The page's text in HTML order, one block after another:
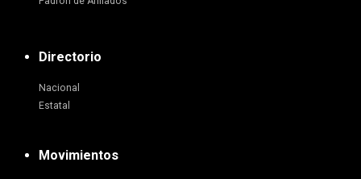
Directorio
Nacional
Estatal
Movimientos